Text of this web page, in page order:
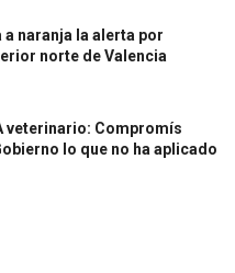
a naranja la alerta por
norte de Valencia
veterinario: Compromís
lo que no ha aplicado